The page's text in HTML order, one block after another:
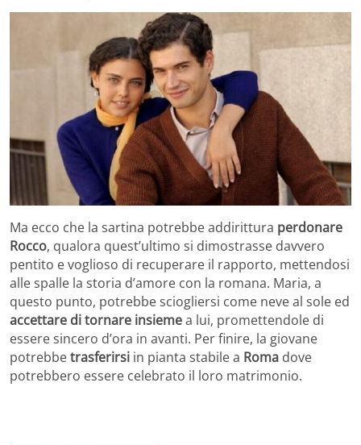
Ma ecco che la sartina potrebbe addirittura perdonare
Rocco, qualora quest’ultimo si dimostrasse davvero
pentito e voglioso di recuperare il rapporto, mettendosi
alle spalle la storia d’amore con la romana. Maria, a
questo punto, potrebbe sciogliersi come neve al sole ed
accettare di tornare insiemea lui, promettendole di
essere sincero d’ora in avanti. Per finire, la giovane
potrebbetrasferirsi in pianta stabile a Roma dove
potrebbero essere celebrato il loro matrimonio.